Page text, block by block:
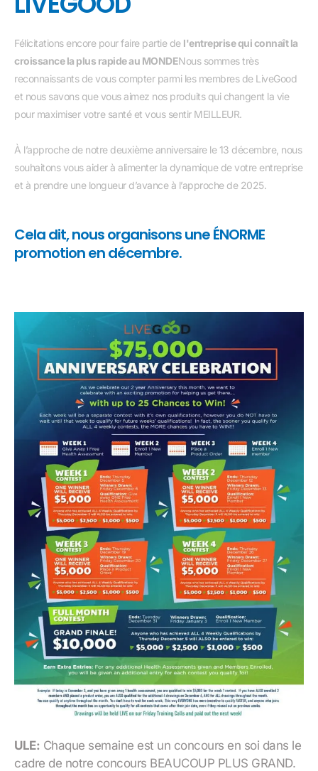
Félicitations encore pour faire partie de l'entreprise qui connaît la
croissance la plus rapide au MONDENous sommes très
reconnaissants de vous compter parmi les membres de LiveGood
et nous savons que vous aimez nos produits qui changent la vie
pour maximiser votre santé et vous sentir MEILLEUR.
À l’approche de notre deuxième anniversaire le 13 décembre, nous
souhaitons vous aider à alimenter la dynamique de votre entreprise
et à prendre une longueur d’avance à l’approche de 2025.
Cela dit, nous organisons une ÉNORME
promotion en décembre.
ULE: Chaque semaine est un concours en soi dans le
cadre de notre concours BEAUCOUP PLUS GRAND.